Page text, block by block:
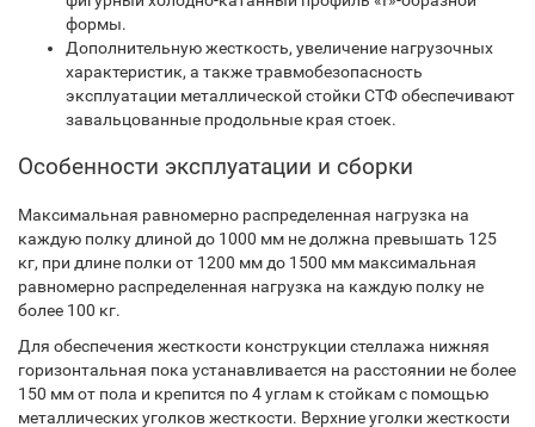
формы.
Дополнительную жесткость, увеличение нагрузочных
характеристик, а также травмобезопасность
эксплуатации металлической стойки СТФ обеспечивают
завальцованные продольные края стоек.
Особенности эксплуатации и сборки
Максимальная равномерно распределенная нагрузка на
каждую полку длиной до 1000 мм не должна превышать 125
кг, при длине полки от 1200 мм до 1500 мм максимальная
равномерно распределенная нагрузка на каждую полку не
более 100 кг.
Для обеспечения жесткости конструкции стеллажа нижняя
горизонтальная пока устанавливается на расстоянии не более
150 мм от пола и крепится по 4 углам к стойкам с помощью
металлических уголков жесткости. Верхние уголки жесткости